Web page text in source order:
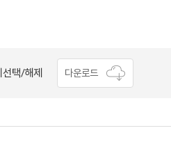
택/해제 다운로드